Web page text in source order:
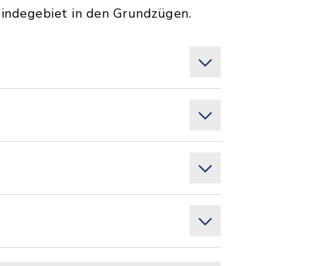
in den Grundzügen.